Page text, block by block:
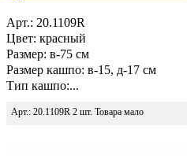
Арт.: 20.1109R
Цвет: красный
Размер: в-75 см
Размер кашпо: в-15, д-17 см
Тип кашпо:...
Арт.: 20.1109R 2 шт. Товара мало